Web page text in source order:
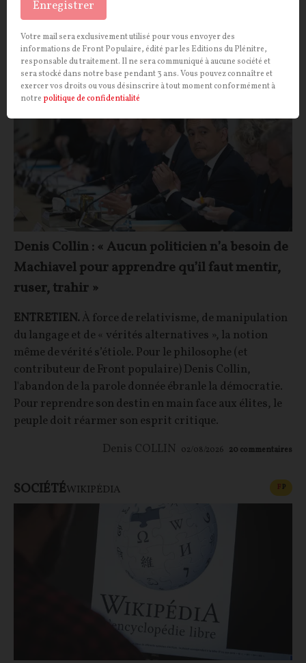
Jean-Pierre Matière
IDÉESPOLITIQUE
Denis Collin : « Aucun politicien n’a besoin de
Machiavel pour apprendre qu’il faut mentir,
ruser, trahir »
ENTRETIEN.À force de relativisme, de manipulation
du langage et de « vérités alternatives », la notion
même de vérité s’étiole. Pour le philosophe (et
contributeur de Front populaire) Denis Collin,
l'abandon de la parole donnée ébranle la démocratie.
Pour reprendre son destin en main face aux élites, le
peuple doit réarmer son esprit critique.
Denis COLLIN 02/08/2026 20 commentaires
SOCIÉTÉWIKIPÉDIA FP
Enregistrer
Votre mail sera exclusivement utilisé pour vous envoyer des
informations de Front Populaire, édité par les Editions du Plénitre,
responsable du traitement. Il ne sera communiqué à aucune société et
sera stocké dans notre base pendant 3 ans. Vous pouvez connaître et
exercer vos droits ou vous désinscrire à tout moment conformément à
notre politique de confidentialité